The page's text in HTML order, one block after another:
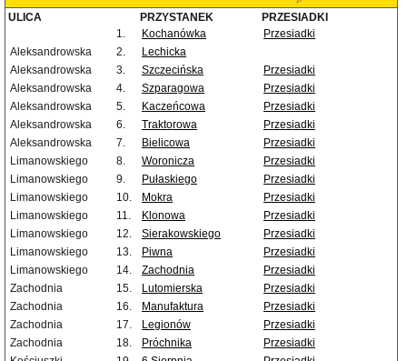
ULICA PRZYSTANEK
PRZESIADKI
1.
Kochanówka
Przesiadki
Aleksandrowska
2.
Lechicka
Aleksandrowska
3. Szczecińska
Przesiadki
Aleksandrowska
4. Szparagowa
Przesiadki
Aleksandrowska
5. Kaczeńcowa
Przesiadki
Aleksandrowska
6. Traktorowa
Przesiadki
Aleksandrowska
7. Bielicowa
Przesiadki
Limanowskiego
8. Woronicza
Przesiadki
Limanowskiego
9. Pułaskiego
Przesiadki
Limanowskiego
10. Mokra
Przesiadki
Limanowskiego
11. Klonowa
Przesiadki
Limanowskiego
12. Sierakowskiego
Przesiadki
Limanowskiego
13. Piwna
Przesiadki
Limanowskiego
14. Zachodnia
Przesiadki
Zachodnia
15. Lutomierska
Przesiadki
Zachodnia
16. Manufaktura
Przesiadki
Zachodnia
17. Legionów
Przesiadki
Zachodnia
18. Próchnika
Przesiadki